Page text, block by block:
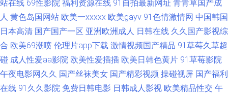
片厂精品在线视频 欧美日韩激情四射 最新浮力网址公 AV天堂久草中文在线
网 九草一区 人妖伪娘在线 青娱乐91在线 色情AV 婷婷国产福利 91插13 91后
入在线 91殴美 91猫先生在线观看 91色蝌蚪 91在线大神观看传媒 国产福利A
站在线 69性影院 福利资源在线 91自拍最新网址 青青草国产成
人 黄色岛国网站 欧美一xxxxx 欧美gayv 91色情激情网 中国韩国
日本高清 国产国产一区 亚洲欧洲成人 日韩在线 久久国产影视综
合 欧美69潮喷 伦理片app下载 激情视频国产精品 91草莓久草超
碰 成人性爱aa影院 欧美性爱插插 欧美日韩色黄片 91草莓影院
午夜电影网久久 国产丝袜美女 国产精彩视频 操碰视屏 国产福利
在线 91久久影院 免费日韩电影 日韩成人影视 欧美精品性交 午